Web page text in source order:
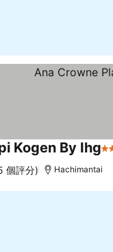
Kogen By Ihg3
個評分) Hachimantai